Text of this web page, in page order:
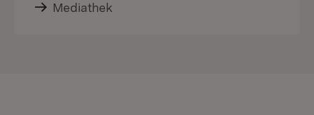
Mediathek